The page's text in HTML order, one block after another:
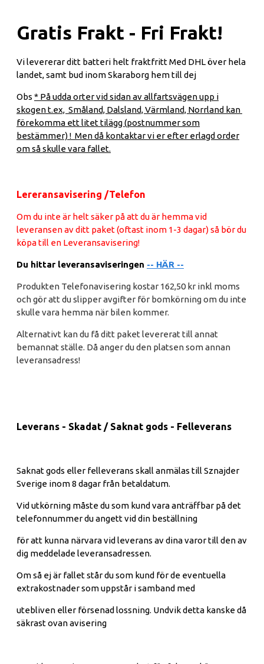
Gratis Frakt - Fri Frakt!
Vi levererar ditt batteri helt fraktfritt Med DHL över hela
landet, samt bud inom Skaraborg hem till dej
Obs * På udda orter vid sidan av allfartsvägen upp i
skogen t.ex, Småland, Dalsland, Värmland, Norrland kan
förekomma ett litet tilägg (postnummer som
bestämmer) ! Men då kontaktar vi er efter erlagd order
om så skulle vara fallet.
Lereransavisering /Telefon
Om du inte är helt säker på att du är hemma vid
leveransen av ditt paket (oftast inom 1-3 dagar) så bör du
köpa till en Leveransavisering!
Du hittar leveransaviseringen -- HÄR --
Produkten Telefonavisering kostar 162,50 kr inkl moms
och gör att du slipper avgifter för bomkörning om du inte
skulle vara hemma när bilen kommer.
Alternativt kan du få ditt paket levererat till annat
bemannat ställe. Då anger du den platsen som annan
leveransadress!
Leverans - Skadat / Saknat gods - Felleverans
Saknat gods eller felleverans skall anmälas till Sznajder
Sverige inom 8 dagar från betaldatum.
Vid utkörning måste du som kund vara anträffbar på det
telefonnummer du angett vid din beställning
för att kunna närvara vid leverans av dina varor till den av
dig meddelade leveransadressen.
Om så ej är fallet står du som kund för de eventuella
extrakostnader som uppstår i samband med
utebliven eller försenad lossning. Undvik detta kanske då
säkrast ovan avisering